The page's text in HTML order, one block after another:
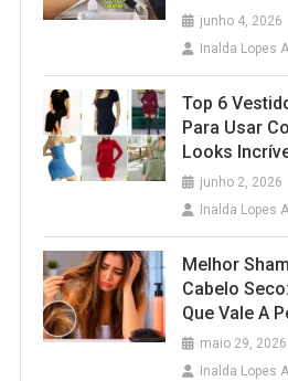
junho 4, 2026
Inalda Lopes
Top 6
Para Usar
Looks
junho 2, 2026
Inalda Lopes
Melhor
Cabelo
Que Vale A
maio 29, 2026
Inalda Lopes